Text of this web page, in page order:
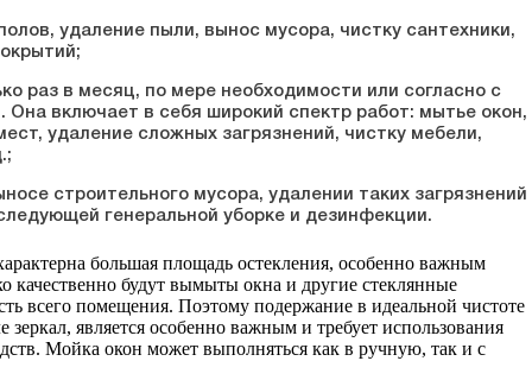
удаление пыли, вынос мусора, чистку сантехники,
раз в месяц, по мере необходимости или согласно с
включает в себя широкий спектр работ: мытье окон,
удаление сложных загрязнений, чистку мебели,
строительного мусора, удалении таких загрязнений
генеральной уборке и дезинфекции.
большая площадь остекления, особенно важным
качественно будут вымыты окна и другие стеклянные
всего помещения. Поэтому подержание в идеальной чистоте
является особенно важным и требует использования
Мойка окон может выполняться как в ручную, так и с